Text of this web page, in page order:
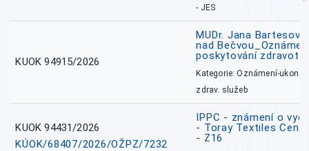
- JES
KUOK 94915/2026
MUDr. Jana
nad
poskytování
Kategorie: Oznámení-
zdrav. služeb
KUOK 94431/2026
KÚOK/68407/2026/OŽPZ/7232
IPPC - známení o
- Toray Textiles
- Z16